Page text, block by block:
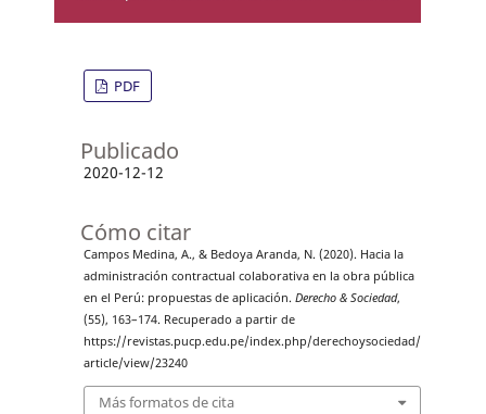
PDF
Publicado
2020-12-12
Cómo citar
Campos Medina, A., & Bedoya Aranda, N. (2020). Hacia la
administración contractual colaborativa en la obra pública
en el Perú: propuestas de aplicación. Derecho & Sociedad,
(55), 163–174. Recuperado a partir de
https://revistas.pucp.edu.pe/index.php/derechoysociedad/
article/view/23240
Más formatos de cita